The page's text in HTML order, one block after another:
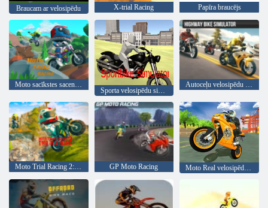
Braucam ar velosipēdu X-trial Racing Papīra braucējs
Moto sacīkstes sacensības
Sporta velosipēdu simulators
Autoceļu velosipēdu simulators
Moto Trial Racing 2: divi spēlētāji GP Moto Racing